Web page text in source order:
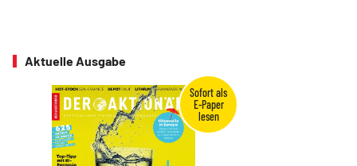
Aktuelle Ausgabe